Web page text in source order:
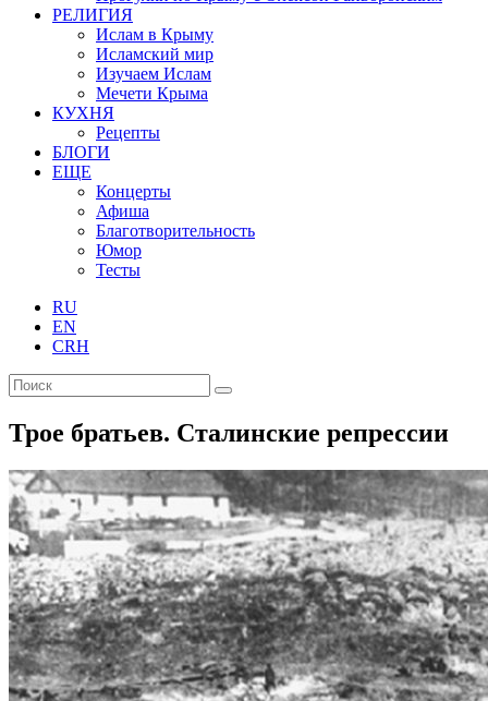
РЕЛИГИЯ
Ислам в Крыму
Исламский мир
Изучаем Ислам
Мечети Крыма
КУХНЯ
Рецепты
БЛОГИ
ЕЩЕ
Концерты
Афиша
Благотворительность
Юмор
Тесты
RU
EN
CRH
Трое братьев. Сталинские репрессии